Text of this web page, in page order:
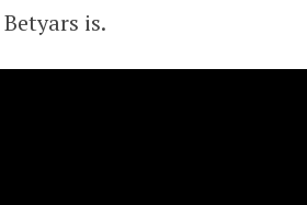
Betyars is.